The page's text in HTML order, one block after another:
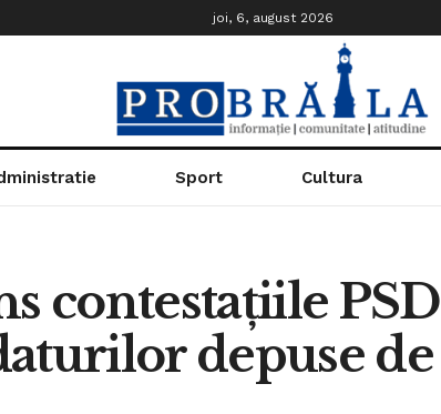
joi, 6, august 2026
Sport Cultura
contestațiile PSD
depuse de